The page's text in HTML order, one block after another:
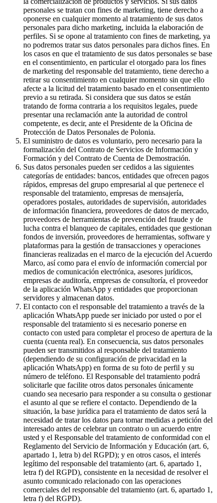
personales se tratan con fines de marketing, tiene derecho a
oponerse en cualquier momento al tratamiento de sus datos
personales para dicho marketing, incluida la elaboración de
perfiles. Si se opone al tratamiento con fines de marketing, ya
no podremos tratar sus datos personales para dichos fines. En
los casos en que el tratamiento de sus datos personales se base
en el consentimiento, en particular el otorgado para los fines
de marketing del responsable del tratamiento, tiene derecho a
retirar su consentimiento en cualquier momento sin que ello
afecte a la licitud del tratamiento basado en el consentimiento
previo a su retirada. Si considera que sus datos se están
tratando de forma contraria a los requisitos legales, puede
presentar una reclamación ante la autoridad de control
competente, es decir, ante el Presidente de la Oficina de
Protección de Datos Personales de Polonia.
El suministro de datos es voluntario, pero necesario para la
formalización del Contrato de Servicios de Información y
Formación y del Contrato de Cuenta de Demostración.
Sus datos personales pueden ser cedidos a las siguientes
categorías de entidades: bancos, entidades que ofrecen pagos
rápidos, empresas del grupo empresarial al que pertenece el
responsable del tratamiento, empresas de mensajería,
operadores postales, autoridades de supervisión, autoridades
de información financiera, proveedores de datos de mercado,
proveedores de herramientas de prevención del fraude y de
lucha contra el blanqueo de capitales, entidades que gestionan
fondos de inversión, proveedores de herramientas, software y
plataformas para la gestión de transacciones y operaciones
financieras realizadas en el marco de la ejecución del Acuerdo
Marco, así como para el envío de información comercial por
medios de comunicación electrónica, asesores jurídicos,
empresas de auditoría, empresas de consultoría, el proveedor
de la aplicación WhatsApp y entidades que proporcionan
servidores y almacenan datos.
El contacto con el responsable del tratamiento a través de la
aplicación WhatsApp puede ser iniciado por usted o por el
responsable del tratamiento si es necesario ponerse en
contacto con usted para completar el proceso de apertura de la
cuenta (cuenta real). En consecuencia, sus datos personales
pueden ser transmitidos al responsable del tratamiento
(dependiendo de su configuración de privacidad en la
aplicación WhatsApp) en forma de su foto de perfil y su
número de teléfono. El Responsable del tratamiento podrá
solicitarle que facilite otros datos personales únicamente
cuando sea necesario para responder a su consulta o gestionar
el asunto al que se refiere el contacto. Dependiendo de la
situación, la base jurídica para el tratamiento de datos será la
necesidad de tratar los datos para tomar medidas a petición del
interesado antes de celebrar un contrato o un acuerdo entre
usted y el Responsable del tratamiento de conformidad con el
Reglamento del Servicio de Información y Educación (art. 6,
apartado 1, letra b) del RGPD); y en otros casos, el interés
legítimo del responsable del tratamiento (art. 6, apartado 1,
letra f) del RGPD), consistente en la necesidad de resolver el
asunto comunicado relacionado con las operaciones
comerciales del responsable del tratamiento (art. 6, apartado 1,
letra f) del RGPD).